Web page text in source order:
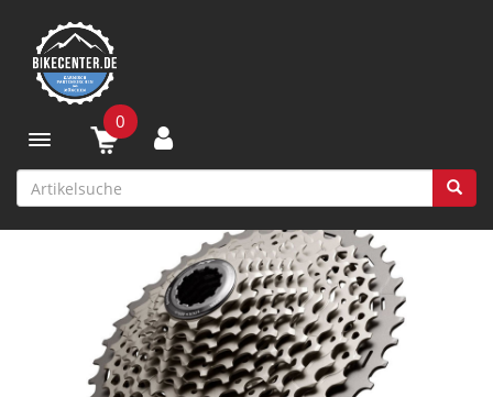
Toggle navigation
0